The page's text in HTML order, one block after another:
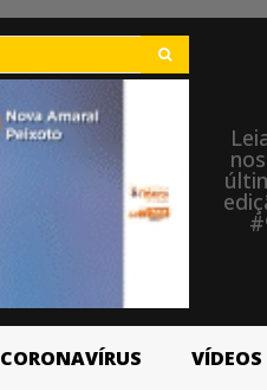
CORONAVÍRUS VÍDEOS